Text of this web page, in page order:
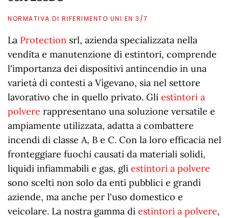
NORMATIVA DI RIFERIMENTO UNI EN 3/7
La Protection srl, azienda specializzata nella
vendita e manutenzione di estintori, comprende
l'importanza dei dispositivi antincendio in una
varietà di contesti a Vigevano, sia nel settore
lavorativo che in quello privato. Gli estintori a
polvere rappresentano una soluzione versatile e
ampiamente utilizzata, adatta a combattere
incendi di classe A, B e C. Con la loro efficacia nel
fronteggiare fuochi causati da materiali solidi,
liquidi infiammabili e gas, gli estintori a polvere
sono scelti non solo da enti pubblici e grandi
aziende, ma anche per l'uso domestico e
veicolare. La nostra gamma di estintori a polvere,